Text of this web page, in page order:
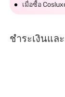
เมื่อซื้อ
ชำระเงินแล